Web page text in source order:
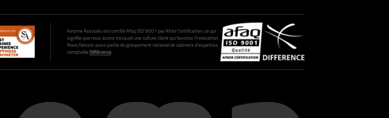
Axiome Associés est certifié Afaq ISO 9001 par Afnor Certification, ce qui
signifie que nous avons instauré une culture client qui favorise l’innovation.
Nous faisons aussi partie du groupement national de cabinets d’expertise
comptableDifférence.